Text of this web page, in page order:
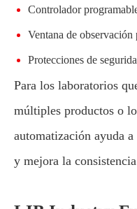
Controlador
Ventana de
Protecciones de
Para los laboratorios
múltiples productos o
automatización ayuda
y mejora la